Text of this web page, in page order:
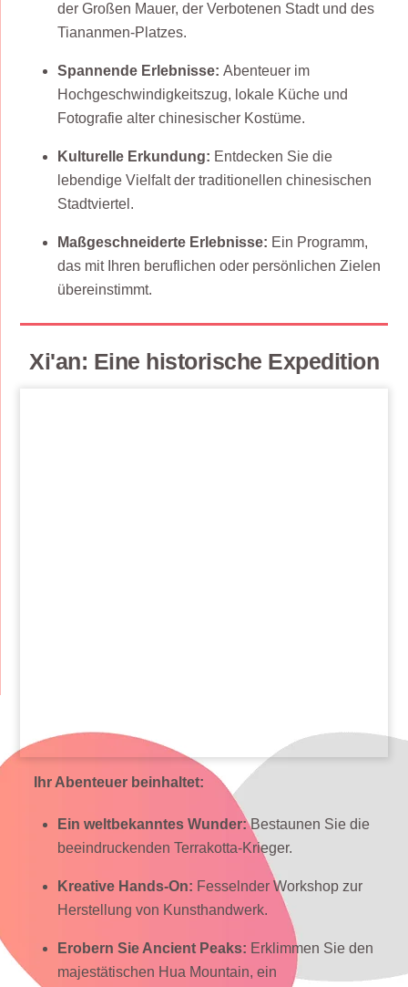
der Großen Mauer, der Verbotenen Stadt und des
Tiananmen-Platzes.
Spannende Erlebnisse: Abenteuer im
Hochgeschwindigkeitszug, lokale Küche und
Fotografie alter chinesischer Kostüme.
Kulturelle Erkundung: Entdecken Sie die
lebendige Vielfalt der traditionellen chinesischen
Stadtviertel.
Maßgeschneiderte Erlebnisse: Ein Programm,
das mit Ihren beruflichen oder persönlichen Zielen
übereinstimmt.
Xi'an: Eine historische Expedition
Ihr Abenteuer beinhaltet:
Ein weltbekanntes Wunder:Bestaunen Sie die
beeindruckenden Terrakotta-Krieger.
Kreative Hands-On: Fesselnder Workshop zur
Herstellung von Kunsthandwerk.
Erobern Sie Ancient Peaks: Erklimmen Sie den
majestätischen Hua Mountain, ein